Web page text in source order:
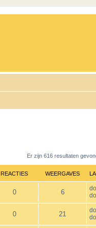
Er zijn 616 resultaten
REACTIES WEERGAVES
0R
6W
L
a
a
t
s
t
0R
21
L
a
a